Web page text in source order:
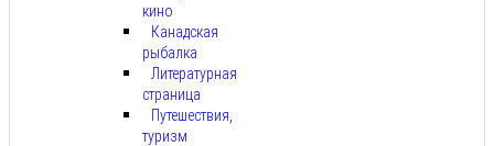
кино
Канадская
рыбалка
Литературная
страница
Путешествия,
туризм